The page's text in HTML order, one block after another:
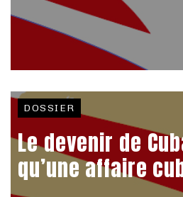
DOSSIER
Le devenir de
qu’une affaire